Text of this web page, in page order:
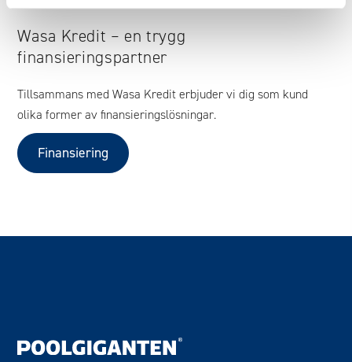
Wasa Kredit – en trygg
finansieringspartner
Tillsammans med Wasa Kredit erbjuder vi dig som kund
olika former av finansieringslösningar.
Finansiering